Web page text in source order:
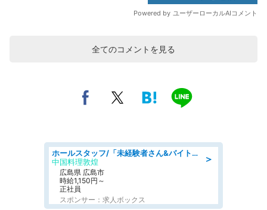
全てのコメントを見る
＞
ホールスタッフ/「未経験者さん&バイトデビューも大歓迎」残業ほぼなし×1日3時間〜勤務OK!フォロー体制も充実/広島県/広島市南区
中国料理敦煌
広島県 広島市
時給1,150円～
正社員
スポンサー：求人ボックス